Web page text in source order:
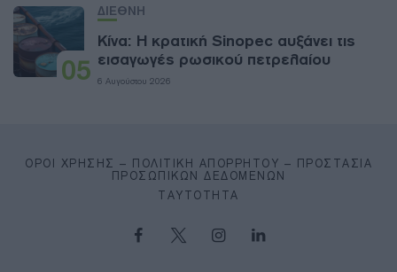
05
ΔΙΕΘΝΗ
Κίνα: Η κρατική Sinopec αυξάνει τις
εισαγωγές ρωσικού πετρελαίου
6 Αυγούστου 2026
ΌΡΟΙ ΧΡΉΣΗΣ – ΠΟΛΙΤΙΚΉ ΑΠΟΡΡΉΤΟΥ – ΠΡΟΣΤΑΣΊΑ
ΠΡΟΣΩΠΙΚΏΝ ΔΕΔΟΜΈΝΩΝ
ΤΑΥΤΌΤΗΤΑ